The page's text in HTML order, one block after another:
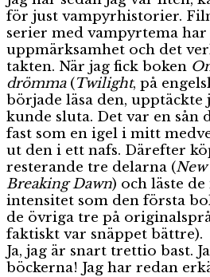
för just vampyrhistorier.
serier med vampyrtema
uppmärksamhet och det
takten. När jag fick boken
drömma(Twilight, på
började läsa den, upptäckte
kunde sluta. Det var en sån
fast som en igel i mitt
ut den i ett nafs. Därefter
resterande tre delarna (
Breaking Dawn) och läste
intensitet som den första
de övriga tre på
faktiskt var snäppet bättre).
Ja, jag är snart trettio bast.
böckerna! Jag har redan